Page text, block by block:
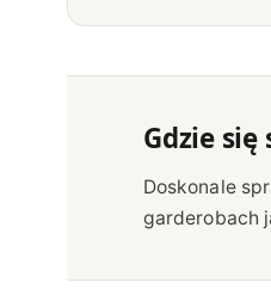
Gdzie
Doskonale
garderobach
Pasuje do